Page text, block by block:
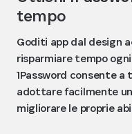
tempo
Goditi app dal design
risparmiare tempo
1Password consente
adottare facilmente
migliorare le proprie